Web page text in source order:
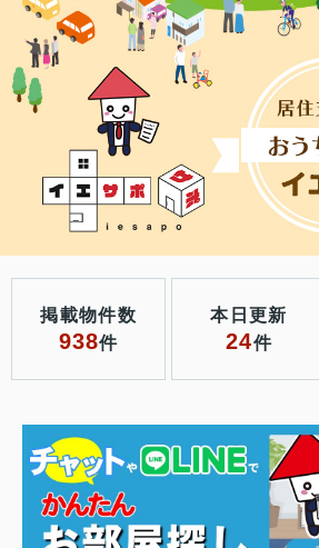
掲載物件数
938件
本日更新
24件